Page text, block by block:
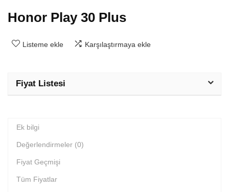
Honor Play 30 Plus
Listeme ekle Karşılaştırmaya ekle
Fiyat Listesi
Ek bilgi
Değerlendirmeler (0)
Fiyat Geçmişi
Tüm Fiyatlar